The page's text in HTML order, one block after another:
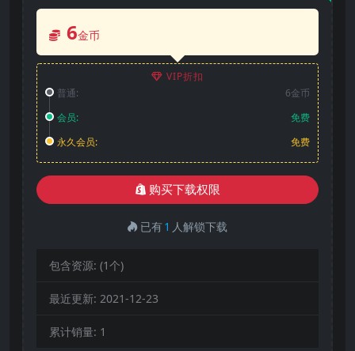
6金币
VIP折扣
普通:
6金币
会员:
免费
永久会员:
免费
购买下载权限
已有1 人解锁下载
包含资源: (1个)
最近更新: 2021-12-23
累计销量: 1